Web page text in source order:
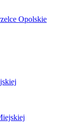
Opolskie